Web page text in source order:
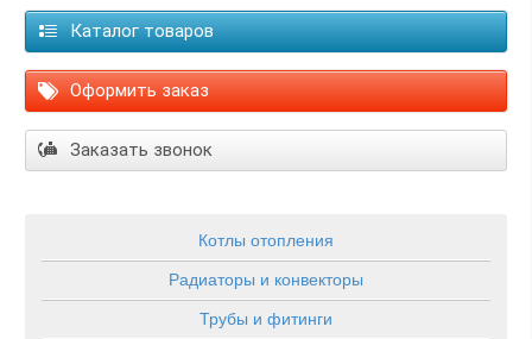
Каталог товаров
Оформить заказ
Заказать звонок
Котлы отопления
Радиаторы и конвекторы
Трубы и фитинги